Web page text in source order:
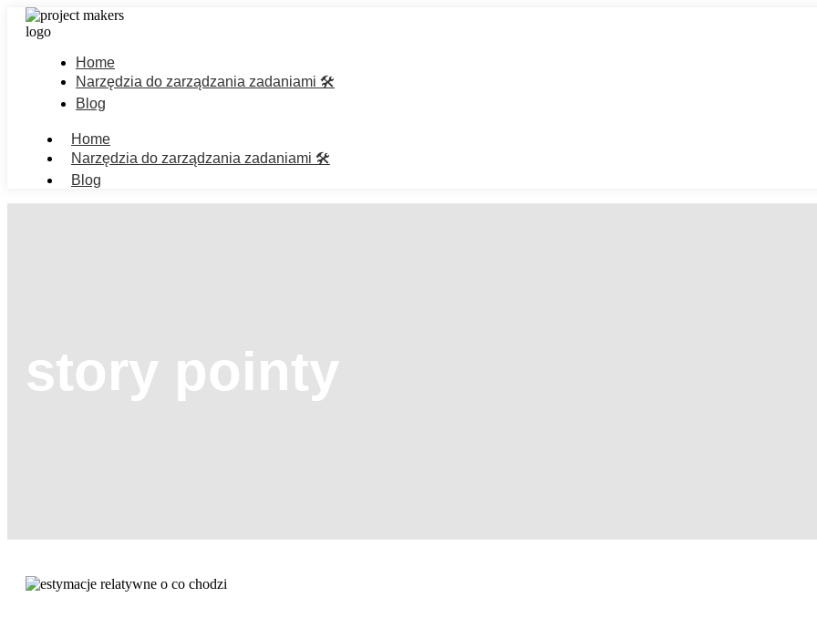
Home
Narzędzia do zarządzania zadaniami 🛠️
Blog
Home
Narzędzia do zarządzania zadaniami 🛠️
Blog
story pointy